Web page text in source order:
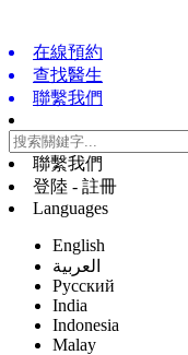
在線預約
查找醫生
聯繫我們
聯繫我們
登陸 - 註冊
Languages
English
العربية
Русский
India
Indonesia
Malay